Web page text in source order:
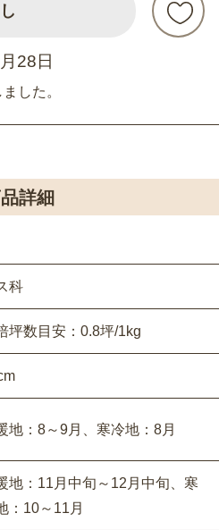
28日
した。
詳細
科
坪数目安：0.8坪/1kg
地：8～9月、寒冷地：8月
地：11月中旬～12月中旬、寒
：10～11月